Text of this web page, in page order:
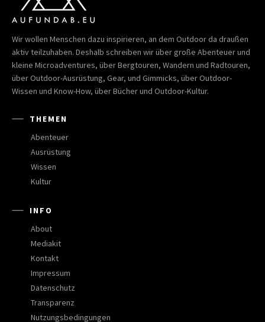
Wir wollen Menschen dazu inspirieren, an dem Outdoor da draußen
aktiv teilzuhaben. Deshalb schreiben wir über große Abenteuer und
kleine Microadventures, über Bergtouren, Wandern und Radtouren,
über Outdoor-Ausrüstung, Gear, und Gimmicks, über Outdoor-
Wissen und Know-How, über Bücher und Outdoor-Kultur.
THEMEN
Abenteuer
Ausrüstung
Wissen
Kultur
INFO
About
Mediakit
Kontakt
Impressum
Datenschutz
Transparenz
Nutzungsbedingungen